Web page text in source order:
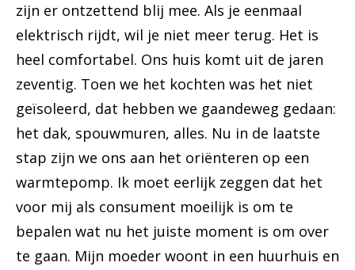
zijn er ontzettend blij mee. Als je eenmaal
elektrisch rijdt, wil je niet meer terug. Het is
heel comfortabel. Ons huis komt uit de jaren
zeventig. Toen we het kochten was het niet
geïsoleerd, dat hebben we gaandeweg gedaan:
het dak, spouwmuren, alles. Nu in de laatste
stap zijn we ons aan het oriënteren op een
warmtepomp. Ik moet eerlijk zeggen dat het
voor mij als consument moeilijk is om te
bepalen wat nu het juiste moment is om over
te gaan. Mijn moeder woont in een huurhuis en